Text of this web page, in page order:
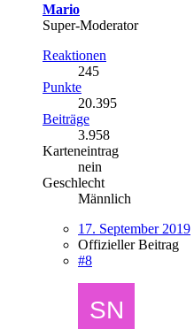
Mario
Super-Moderator
Reaktionen
245
Punkte
20.395
Beiträge
3.958
Karteneintrag
nein
Geschlecht
Männlich
17. September 2019
Offizieller Beitrag
#8